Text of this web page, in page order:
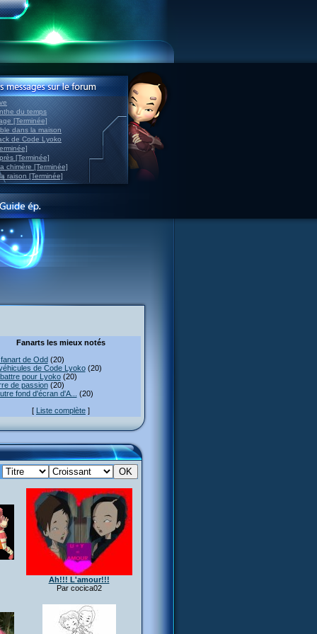
du temps
[Terminée]
dans la maison
de Code Lyoko
[Terminée]
chimère [Terminée]
raison [Terminée]
Fanarts les mieux notés
de Odd(20)
de Code Lyoko(20)
pour Lyoko(20)
de passion(20)
fond d'écran d'A...
(20)
[ Liste complète ]
Ah!!! L'amour!!!
Par cocica02